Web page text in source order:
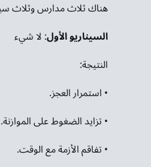
هناك ثلاث مدارس وثلاث
السيناريو الأول: لا شيء
النتيجة:
• استمرار العجز.
• تزايد الضغوط على الموازنة.
• تفاقم الأزمة مع الوقت.